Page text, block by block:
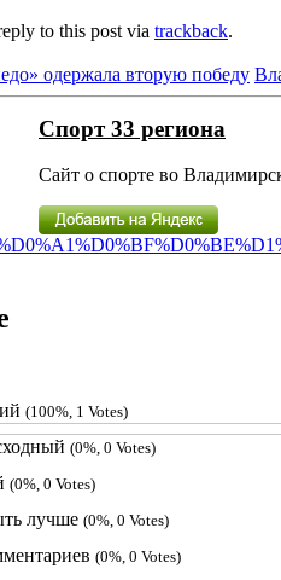
to this post via trackback.
одержала вторую победу
Спорт 33 региона
Сайт о спорте во
(100%, 1 Votes)
(0%, 0 Votes)
(0%, 0 Votes)
лучше (0%, 0 Votes)
(0%, 0 Votes)